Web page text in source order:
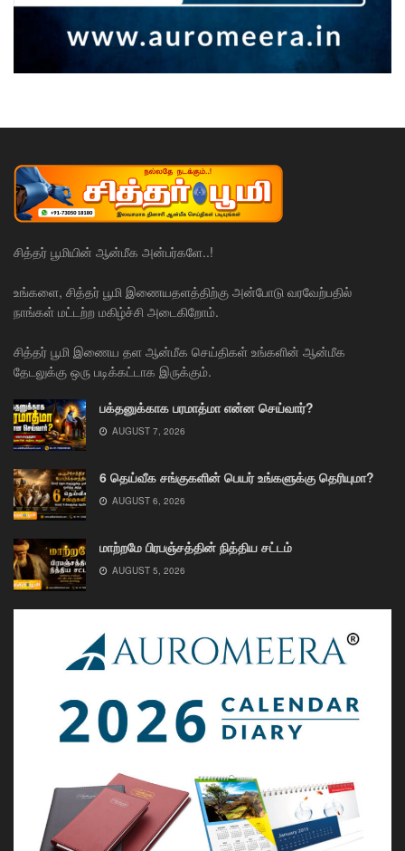
சித்தர் பூமியின் ஆன்மீக அன்பர்களே..!
உங்களை, சித்தர் பூமி இணையதளத்திற்கு அன்போடு வரவேற்பதில்
நாங்கள் மட்டற்ற மகிழ்ச்சி அடைகிறோம்.
சித்தர் பூமி இணைய தள ஆன்மீக செய்திகள் உங்களின் ஆன்மீக
தேடலுக்கு ஒரு படிக்கட்டாக இருக்கும்.
பக்தனுக்காக பரமாத்மா என்ன செய்வார்?
AUGUST 7, 2026
6 தெய்வீக சங்குகளின் பெயர் உங்களுக்கு தெரியுமா?
AUGUST 6, 2026
மாற்றமே பிரபஞ்சத்தின் நித்திய சட்டம்
AUGUST 5, 2026